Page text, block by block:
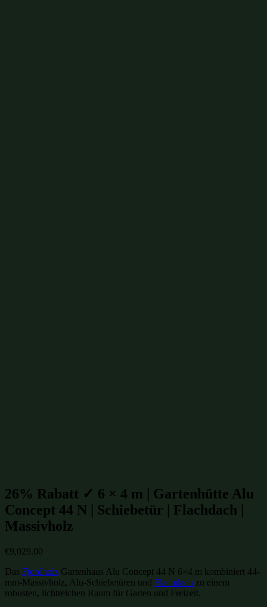
26% Rabatt ✓ 6 × 4 m | Gartenhütte Alu
Concept 44 N | Schiebetür | Flachdach |
Massivholz
€9,029.00
Das Fjordholz Gartenhaus Alu Concept 44 N 6×4 m kombiniert 44-
mm-Massivholz, Alu-Schiebetüren und Flachdach zu einem
robusten, lichtreichen Raum für Garten und Freizeit.